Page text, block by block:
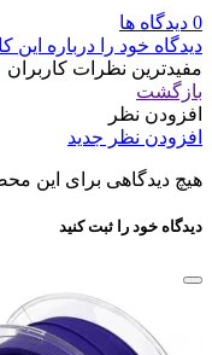
0 دیدگاه ها
دیدگاه خود را درباره این
مفیدترین نظرات کاربران
بازگشت
افزودن نظر
افزودن نظر جدید
هیچ دیدگاهی برای این
دیدگاه خود را ثبت کنید